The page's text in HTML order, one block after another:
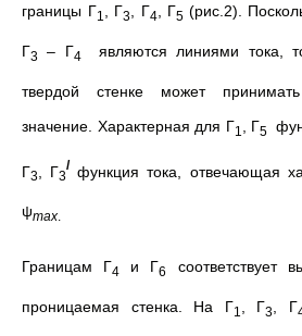
границы Г1 , Г3, Г4, Г5 (рис.2).
Г3 – Г4 являются линиями тока,
твердой стенке может
значение. Характерная для Г1 , Г5
Г3 , Г3
/ функция тока, отвечающая
ψmax
Границам Г4 и Г6 соответствует
проницаемая стенка. На Г1 , Г3 , Г